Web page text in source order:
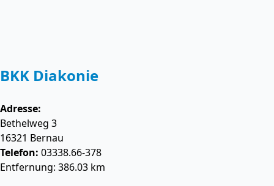
BKK Diakonie
Adresse:
Bethelweg 3
16321 Bernau
Telefon: 03338.66-378
Entfernung: 386.03 km